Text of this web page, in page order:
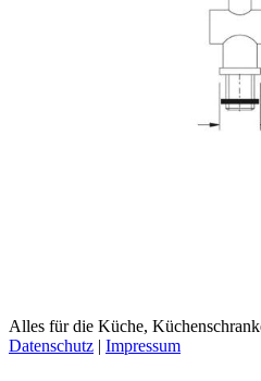
Alles für die Küche,
Datenschutz | Impressum